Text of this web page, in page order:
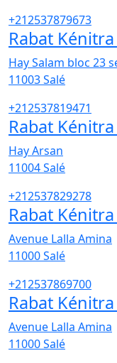
+212537879673
Rabat
Hay Salam bloc 23
11003Salé
+212537819471
Rabat Kénitra
Hay Arsan
11004Salé
+212537829278
Rabat Kénitra
Avenue Lalla Amina
11000Salé
+212537869700
Rabat Kénitra
Avenue Lalla Amina
11000Salé